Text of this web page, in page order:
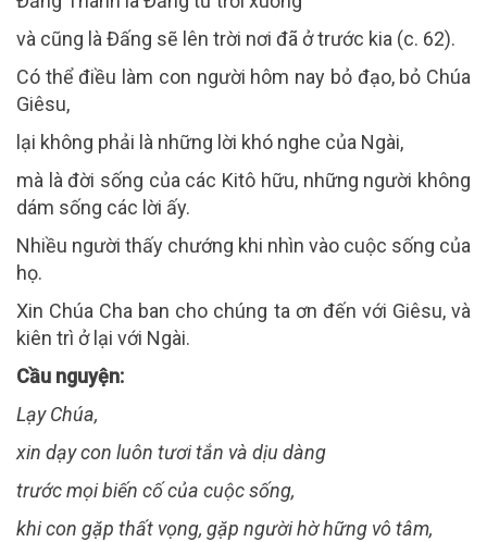
và cũng là Đấng sẽ lên trời nơi đã ở trước kia (c. 62).
Có thể điều làm con người hôm nay bỏ đạo, bỏ Chúa
Giêsu,
lại không phải là những lời khó nghe của Ngài,
mà là đời sống của các Kitô hữu, những người không
dám sống các lời ấy.
Nhiều người thấy chướng khi nhìn vào cuộc sống của
họ.
Xin Chúa Cha ban cho chúng ta ơn đến với Giêsu, và
kiên trì ở lại với Ngài.
Cầu nguyện:
Lạy Chúa,
xin dạy con luôn tươi tắn và dịu dàng
trước mọi biến cố của cuộc sống,
khi con gặp thất vọng, gặp người hờ hững vô tâm,